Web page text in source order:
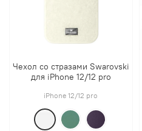
Чехол со стразами Swarovski
для iPhone 12/12 pro
iPhone 12/12 pro